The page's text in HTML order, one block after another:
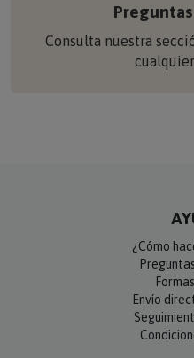
Consulta nuestra
¿Cómo
Envío